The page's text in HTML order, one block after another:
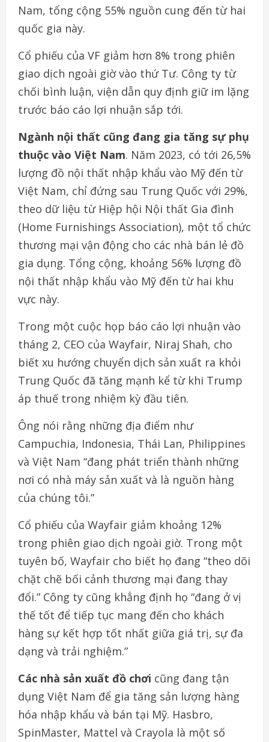
Nam, tổng cộng 55% nguồn cung đến từ hai
quốc gia này.
Cổ phiếu của VF giảm hơn 8% trong phiên
giao dịch ngoài giờ vào thứ Tư. Công ty từ
chối bình luận, viện dẫn quy định giữ im lặng
trước báo cáo lợi nhuận sắp tới.
Ngành nội thất cũng đang gia tăng sự phụ
thuộc vào Việt Nam. Năm 2023, có tới 26,5%
lượng đồ nội thất nhập khẩu vào Mỹ đến từ
Việt Nam, chỉ đứng sau Trung Quốc với 29%,
theo dữ liệu từ Hiệp hội Nội thất Gia đình
(Home Furnishings Association), một tổ chức
thương mại vận động cho các nhà bán lẻ đồ
gia dụng. Tổng cộng, khoảng 56% lượng đồ
nội thất nhập khẩu vào Mỹ đến từ hai khu
vực này.
Trong một cuộc họp báo cáo lợi nhuận vào
tháng 2, CEO của Wayfair, Niraj Shah, cho
biết xu hướng chuyển dịch sản xuất ra khỏi
Trung Quốc đã tăng mạnh kể từ khi Trump
áp thuế trong nhiệm kỳ đầu tiên.
Ông nói rằng những địa điểm như
Campuchia, Indonesia, Thái Lan, Philippines
và Việt Nam “đang phát triển thành những
nơi có nhà máy sản xuất và là nguồn hàng
của chúng tôi.”
Cổ phiếu của Wayfair giảm khoảng 12%
trong phiên giao dịch ngoài giờ. Trong một
tuyên bố, Wayfair cho biết họ đang “theo dõi
chặt chẽ bối cảnh thương mại đang thay
đổi.” Công ty cũng khẳng định họ “đang ở vị
thế tốt để tiếp tục mang đến cho khách
hàng sự kết hợp tốt nhất giữa giá trị, sự đa
dạng và trải nghiệm.”
Các nhà sản xuất đồ chơi cũng đang tận
dụng Việt Nam để gia tăng sản lượng hàng
hóa nhập khẩu và bán tại Mỹ. Hasbro,
SpinMaster, Mattel và Crayola là một số